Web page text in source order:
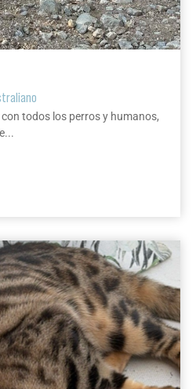
todos los perros y humanos,